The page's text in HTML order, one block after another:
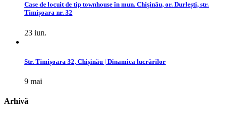
Case de locuit de tip townhouse în mun. Chișinău, or. Durlești, str.
Timișoara nr. 32
23 iun.
Str. Timișoara 32, Chișinău | Dinamica lucrărilor
9 mai
Arhivă